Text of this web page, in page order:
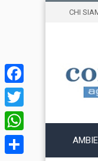
CHI
Facebook
Twitter
WhatsApp